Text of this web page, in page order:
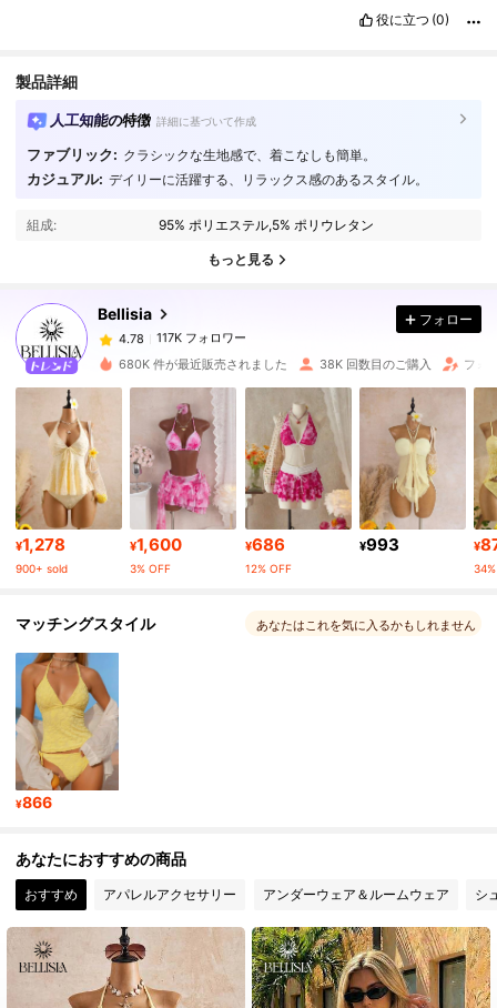
役に立つ (0)
製品詳細
人工知能の特徴 詳細に基づいて作成
ファブリック: クラシックな生地感で、着こなしも簡単。
カジュアル: デイリーに活躍する、リラックス感のあるスタイル。
組成: 95% ポリエステル,5% ポリウレタン
もっと見る
Bellisia
4.78 117K フォロワー
117K フォロワー
4.78
117K フォロワー
m***i は23時間前に購入しました
4.78 117K フォロワー
4.78 117K フォロワー
4.78 117K フォロワー
117K フォロワー
フォロー
680K 件が最近販売されました 38K 回数目のご購入 フォ
¥1,278
900+ sold
¥1,600
3% OFF
¥686
12% OFF
¥993 ¥
マッチングスタイル あなたはこれを気に入るかもしれません
¥866
あなたにおすすめの商品
おすすめ アパレルアクセサリー アンダーウェア＆ルームウェア シ